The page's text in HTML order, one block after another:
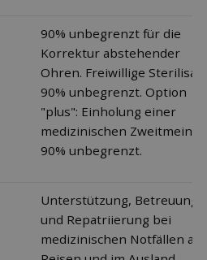
90% unbegrenzt für die
Korrektur abstehender
Ohren. Freiwillige
90% unbegrenzt. Option
"plus": Einholung einer
medizinischen
90% unbegrenzt.
Unterstützung, Betreuung
und Repatriierung bei
medizinischen Notfällen auf